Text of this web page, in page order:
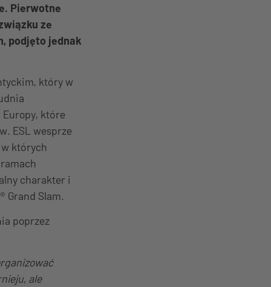
Pierwotne
ze
podjęto jednak
który w
Europy, które
ESL wesprze
których
charakter i
Grand Slam.
poprzez
ale